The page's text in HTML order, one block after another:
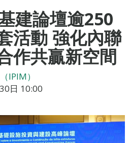
建論壇逾250
活動 強化內聯
作共贏新空間
IPIM）
日 10:00